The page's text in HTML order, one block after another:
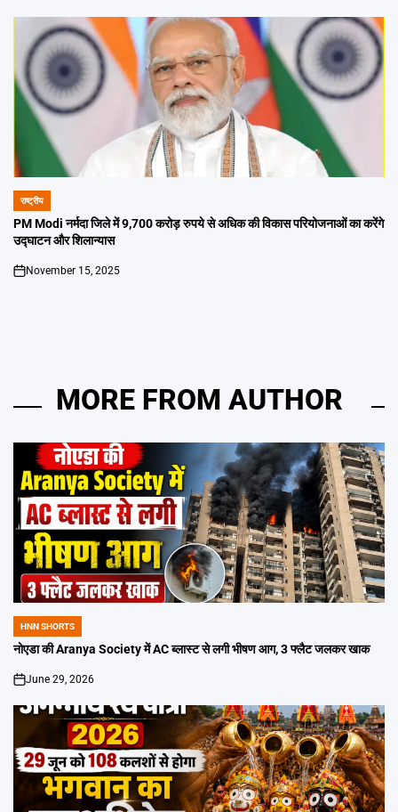
POSTED
IN
राष्ट्रीय
PM Modi नर्मदा जिले में 9,700 करोड़ रुपये से अधिक की विकास परियोजनाओं का करेंगे
उद्घाटन और शिलान्यास
on
November 15, 2025
MORE FROM AUTHOR
POSTED
IN
HNN SHORTS
नोएडा की Aranya Society में AC ब्लास्ट से लगी भीषण आग, 3 फ्लैट जलकर खाक
on
June 29, 2026